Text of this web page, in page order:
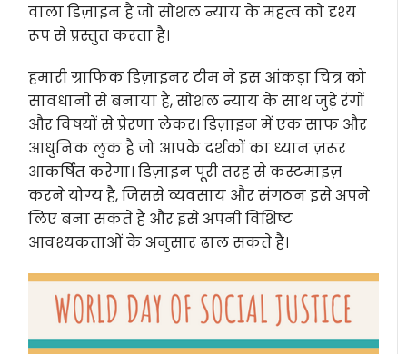
वाला डिज़ाइन है जो सोशल न्याय के महत्व को दृश्य
रूप से प्रस्तुत करता है।
हमारी ग्राफिक डिज़ाइनर टीम ने इस आंकड़ा चित्र को
सावधानी से बनाया है, सोशल न्याय के साथ जुड़े रंगों
और विषयों से प्रेरणा लेकर। डिज़ाइन में एक साफ और
आधुनिक लुक है जो आपके दर्शकों का ध्यान ज़रूर
आकर्षित करेगा। डिज़ाइन पूरी तरह से कस्टमाइज़
करने योग्य है, जिससे व्यवसाय और संगठन इसे अपने
लिए बना सकते हैं और इसे अपनी विशिष्ट
आवश्यकताओं के अनुसार ढाल सकते हैं।